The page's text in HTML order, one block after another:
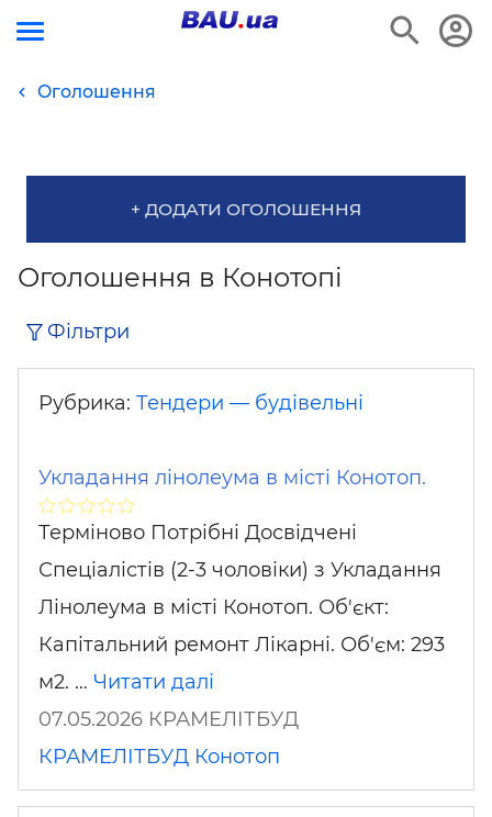
Оголошення
+ ДОДАТИ ОГОЛОШЕННЯ
Оголошення в Конотопі
Фільтри
Рубрика: Тендери — будівельні
Укладання лінолеума в місті Конотоп.
Терміново Потрібні Досвідчені
Спеціалістів (2-3 чоловіки) з Укладання
Лінолеума в місті Конотоп. Об'єкт:
Капітальний ремонт Лікарні. Об'єм: 293
м2. … Читати далі
07.05.2026 КРАМЕЛІТБУД
КРАМЕЛІТБУД Конотоп